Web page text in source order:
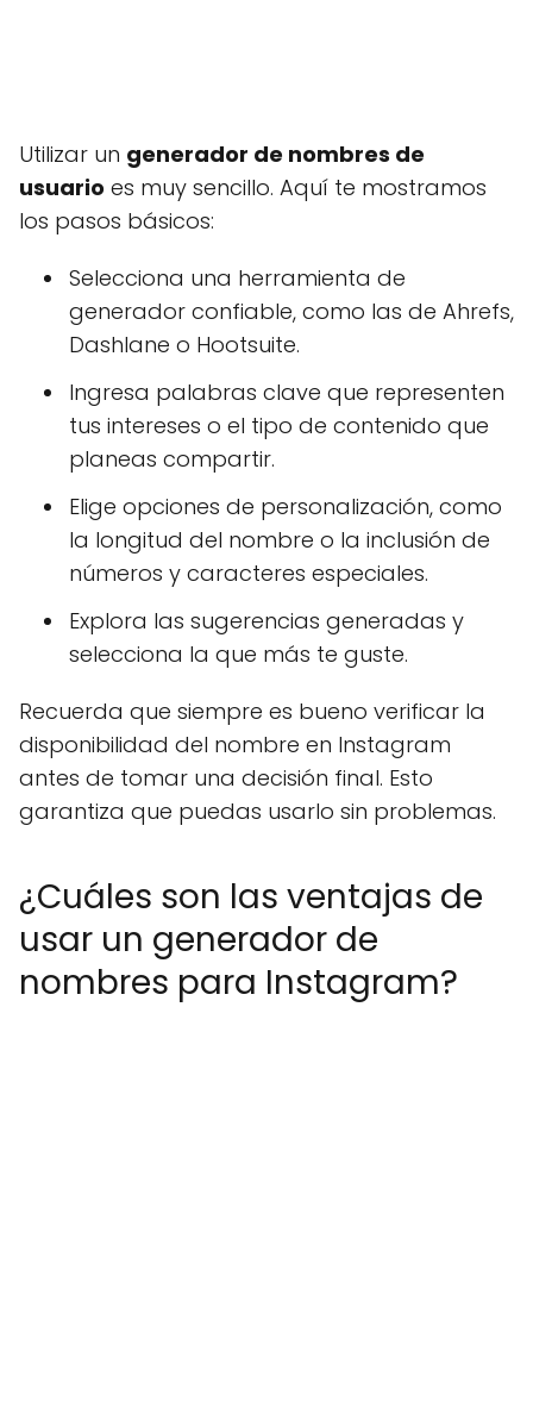
Utilizar un generador de nombres de
usuario es muy sencillo. Aquí te mostramos
los pasos básicos:
Selecciona una herramienta de
generador confiable, como las de Ahrefs,
Dashlane o Hootsuite.
Ingresa palabras clave que representen
tus intereses o el tipo de contenido que
planeas compartir.
Elige opciones de personalización, como
la longitud del nombre o la inclusión de
números y caracteres especiales.
Explora las sugerencias generadas y
selecciona la que más te guste.
Recuerda que siempre es bueno verificar la
disponibilidad del nombre en Instagram
antes de tomar una decisión final. Esto
garantiza que puedas usarlo sin problemas.
¿Cuáles son las ventajas de
usar un generador de
nombres para Instagram?